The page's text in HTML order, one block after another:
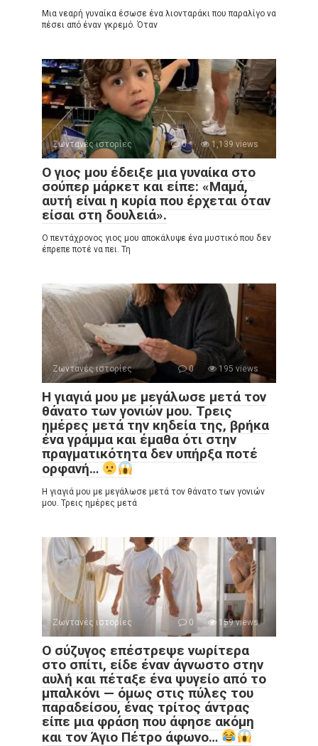
Μια νεαρή γυναίκα έσωσε ένα λιονταράκι που παραλίγο να
πέσει από έναν γκρεμό. Όταν
Ζωντανές ιστορίες 0 1,139 views
Ο γιος μου έδειξε μια γυναίκα στο
σούπερ μάρκετ και είπε: «Μαμά,
αυτή είναι η κυρία που έρχεται όταν
είσαι στη δουλειά».
Ο πεντάχρονος γιος μου αποκάλυψε ένα μυστικό που δεν
έπρεπε ποτέ να πει. Τη
Ζωντανές ιστορίες 0 195 views
Η γιαγιά μου με μεγάλωσε μετά τον
θάνατο των γονιών μου. Τρεις
ημέρες μετά την κηδεία της, βρήκα
ένα γράμμα και έμαθα ότι στην
πραγματικότητα δεν υπήρξα ποτέ
ορφανή…
Η γιαγιά μου με μεγάλωσε μετά τον θάνατο των γονιών
μου. Τρεις ημέρες μετά
Ζωντανές ιστορίες 0 159 views
Ο σύζυγος επέστρεψε νωρίτερα
στο σπίτι, είδε έναν άγνωστο στην
αυλή και πέταξε ένα ψυγείο από το
μπαλκόνι — όμως στις πύλες του
παραδείσου, ένας τρίτος άντρας
είπε μια φράση που άφησε ακόμη
και τον Άγιο Πέτρο άφωνο…